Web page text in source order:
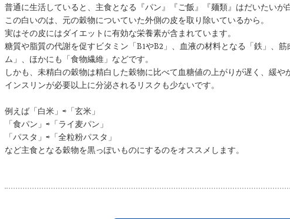
普通に生活していると、主食となる『パン』『ご飯』『麺類』はだいたいが
この白いのは、元の穀物についていた外側の皮を取り除いているから。
実はその皮にはダイエットに有効な栄養素が含まれています。
糖質や脂質の代謝を促すビタミン「B1やB2」、血液の材料となる「鉄」、
ム」、ほかにも「食物繊維」などです。
しかも、未精白の穀物は精白した穀物に比べて血糖値の上がりが遅く、緩や
インスリンが必要以上に分泌されるリスクも少ないです。
例えば「白米」⇨「玄米」
「食パン」⇨「ライ麦パン」
「パスタ」⇨「全粒粉パスタ」
など主食となる穀物を黒っぽいものにするのをオススメします。